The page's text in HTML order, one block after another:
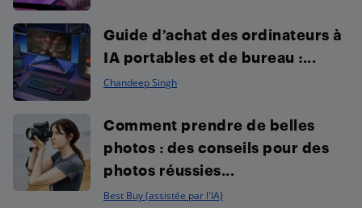
Guide d’achat des ordinateurs à
IA portables et de bureau :...
Chandeep Singh
Comment prendre de belles
photos : des conseils pour des
photos réussies...
Best Buy (assistée par l'IA)